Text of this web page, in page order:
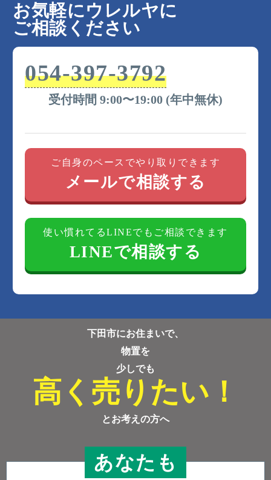
お気軽にウレルヤに
ご相談ください
054-397-3792
受付時間 9:00〜19:00 (年中無休)
ご自身のペースでやり取りできます
メールで相談する
使い慣れてるLINEでもご相談できます
LINEで相談する
下田市にお住まいで、
物置を
少しでも
高く売りたい！
とお考えの方へ
あなたも